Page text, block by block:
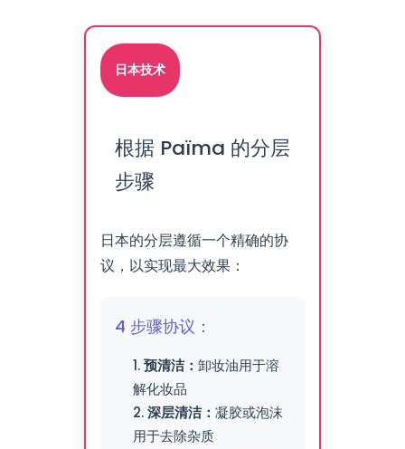
日本技术
根据 Païma 的分层
步骤
日本的分层遵循一个精确的协
议，以实现最大效果：
4 步骤协议：
预清洁： 卸妆油用于溶
解化妆品
深层清洁： 凝胶或泡沫
用于去除杂质